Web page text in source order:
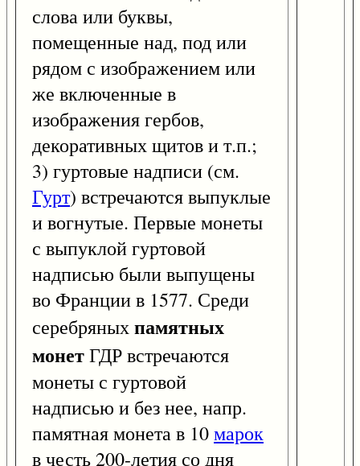
слова или буквы,
помещенные над, под или
рядом с изображением или
же включенные в
изображения гербов,
декоративных щитов и т.п.;
3) гуртовые надписи (см.
Гурт) встречаются выпуклые
и вогнутые. Первые монеты
с выпуклой гуртовой
надписью были выпущены
во Франции в 1577. Среди
серебряныхпамятных
монетГДР встречаются
монеты с гуртовой
надписью и без нее, напр.
памятная монета в 10марок
в честь 200-летия со дня